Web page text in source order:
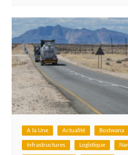
A la Une Actualité Bostwana
Infrastructures Logistique